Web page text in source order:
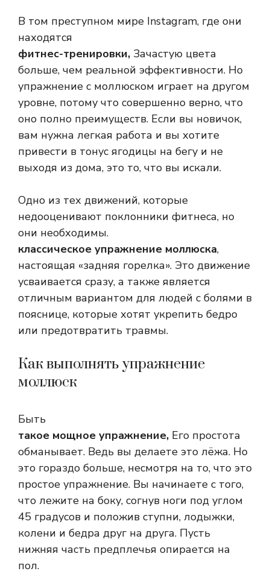
В том преступном мире Instagram, где они
находятся
фитнес-тренировки, Зачастую цвета
больше, чем реальной эффективности. Но
упражнение с моллюском играет на другом
уровне, потому что совершенно верно, что
оно полно преимуществ. Если вы новичок,
вам нужна легкая работа и вы хотите
привести в тонус ягодицы на бегу и не
выходя из дома, это то, что вы искали.
Одно из тех движений, которые
недооценивают поклонники фитнеса, но
они необходимы.
классическое упражнение моллюска,
настоящая «задняя горелка». Это движение
усваивается сразу, а также является
отличным вариантом для людей с болями в
пояснице, которые хотят укрепить бедро
или предотвратить травмы.
Как выполнять упражнение
моллюск
Быть
такое мощное упражнение, Его простота
обманывает. Ведь вы делаете это лёжа. Но
это гораздо больше, несмотря на то, что это
простое упражнение. Вы начинаете с того,
что лежите на боку, согнув ноги под углом
45 градусов и положив ступни, лодыжки,
колени и бедра друг на друга. Пусть
нижняя часть предплечья опирается на
пол.